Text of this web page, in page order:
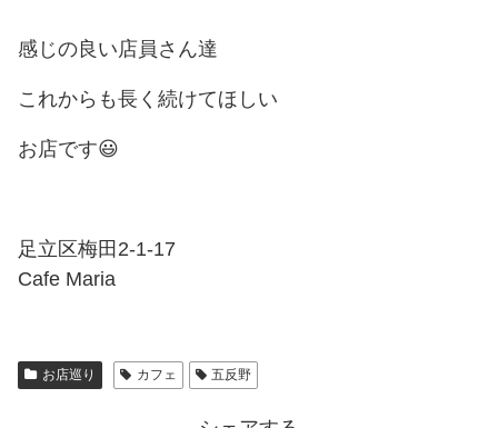
感じの良い店員さん達
これからも長く続けてほしい
お店です😃
足立区梅田2-1-17
Cafe Maria
お店巡り カフェ 五反野